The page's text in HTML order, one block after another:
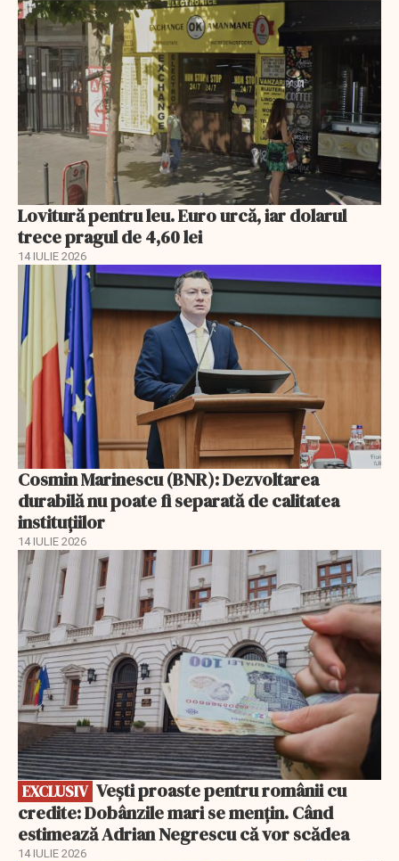
Lovitură pentru leu. Euro urcă, iar dolarul
trece pragul de 4,60 lei
14 IULIE 2026
Cosmin Marinescu (BNR): Dezvoltarea
durabilă nu poate fi separată de calitatea
instituțiilor
14 IULIE 2026
EXCLUSIV
EXCLUSIV
credite: Dobânzile mari se mențin. Când
estimează Adrian Negrescu că vor scădea
14 IULIE 2026